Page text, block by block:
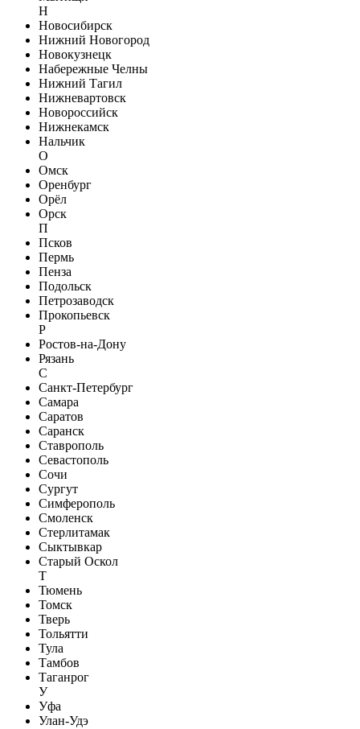
Н
Новосибирск
Нижний Новогород
Новокузнецк
Набережные Челны
Нижний Тагил
Нижневартовск
Новороссийск
Нижнекамск
Нальчик
О
Омск
Оренбург
Орёл
Орск
П
Псков
Пермь
Пенза
Подольск
Петрозаводск
Прокопьевск
Р
Ростов-на-Дону
Рязань
С
Санкт-Петербург
Самара
Саратов
Саранск
Ставрополь
Севастополь
Сочи
Сургут
Симферополь
Смоленск
Стерлитамак
Сыктывкар
Старый Оскол
Т
Тюмень
Томск
Тверь
Тольятти
Тула
Тамбов
Таганрог
У
Уфа
Улан-Удэ